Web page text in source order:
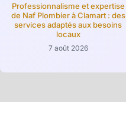
Professionnalisme et expertise
de Naf Plombier à Clamart : des
services adaptés aux besoins
locaux
7 août 2026